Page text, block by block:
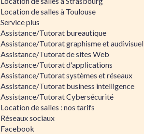
Location de salles à Toulouse
Service plus
Assistance/Tutorat bureautique
Assistance/Tutorat graphisme et audivisuel
Assistance/Tutorat de sites Web
Assistance/Tutorat d'applications
Assistance/Tutorat systèmes et réseaux
Assistance/Tutorat business intelligence
Assistance/Tutorat Cybersécurité
Location de salles : nos tarifs
Réseaux sociaux
Facebook